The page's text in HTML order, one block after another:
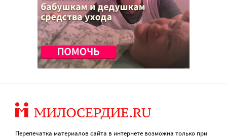
Перепечатка материалов сайта в интернете возможна только при